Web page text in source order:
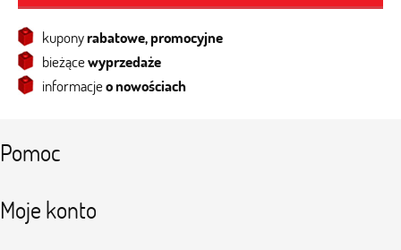
kuponyrabatowe, promocyjne
bieżącewyprzedaże
informacjeo nowościach
Pomoc
Moje konto